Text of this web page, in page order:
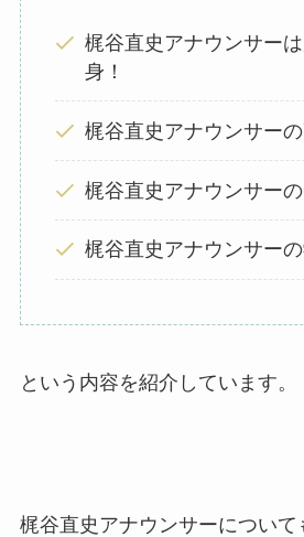
梶谷直史アナウンサー
身！
梶谷直史アナウンサー
梶谷直史アナウンサー
梶谷直史アナウンサー
という内容を紹介しています。
梶谷直史アナウンサーについて